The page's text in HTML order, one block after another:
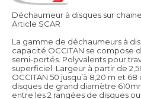
Déchaumeur à disques sur
Article SCAR
La gamme de déchaumeurs à
capacité OCCITAN se compose
semi-portés. Polyvalents pour
superficiel. Largeur à partir de
OCCITAN 50 jusqu’à 8,20 m et
disques de grand diamètre
entre les 2 rangées de disques